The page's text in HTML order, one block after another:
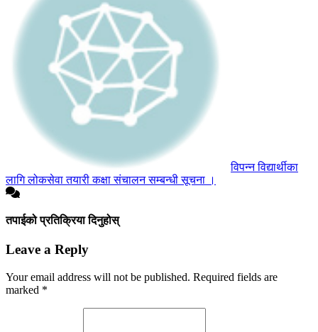
विपन्न विद्यार्थीका
लागि लोकसेवा तयारी कक्षा संचालन सम्बन्धी सूचना ।
तपाईको प्रतिक्रिया दिनुहोस्
Leave a Reply
Your email address will not be published. Required fields are
marked *